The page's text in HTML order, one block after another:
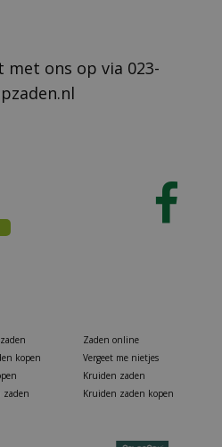
met ons op via 023-
kopen
zaden
Zaden online
Vergeet me nietjes
Kruiden zaden
Kruiden zaden kopen